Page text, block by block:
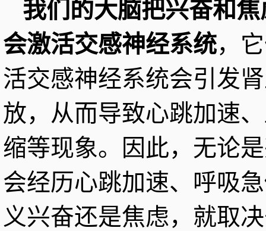
我们的大脑把兴奋和
会激活交感神经系统，
活交感神经系统会引发
放，从而导致心跳加速
缩等现象。因此，无论
会经历心跳加速、呼吸
义兴奋还是焦虑，就取